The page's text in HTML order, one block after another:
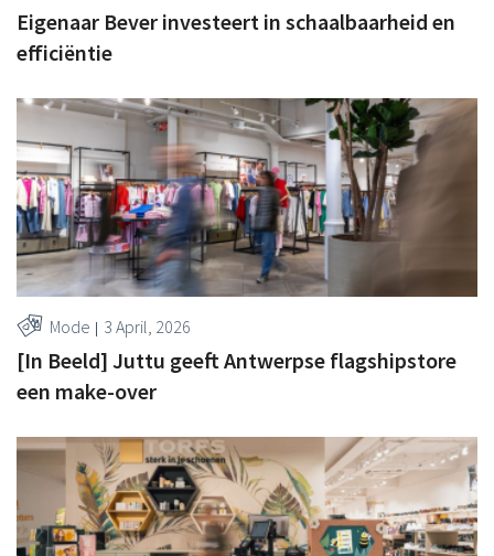
Eigenaar Bever investeert in schaalbaarheid en
efficiëntie
Mode 3 April, 2026
[In Beeld] Juttu geeft Antwerpse flagshipstore
een make-over